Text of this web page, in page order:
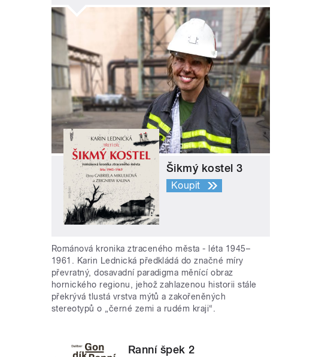
Šikmý kostel 3
Koupit
Románová kronika ztraceného města - léta 1945–
1961. Karin Lednická předkládá do značné míry
převratný, dosavadní paradigma měnící obraz
hornického regionu, jehož zahlazenou historii stále
překrývá tlustá vrstva mýtů a zakořeněných
stereotypů o „černé zemi a rudém kraji“.
Ranní špek 2